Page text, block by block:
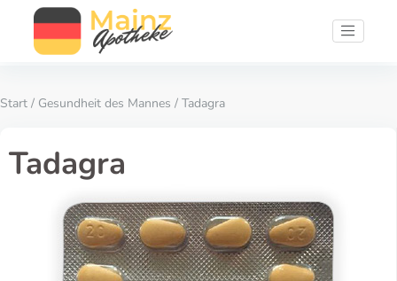
Start / Gesundheit des Mannes / Tadagra
Tadagra